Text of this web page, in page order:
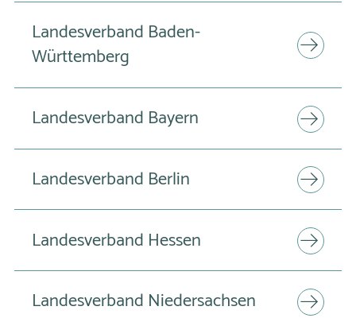
Landesverband Baden-
Württemberg
Landesverband Bayern
Landesverband Berlin
Landesverband Hessen
Landesverband Niedersachsen